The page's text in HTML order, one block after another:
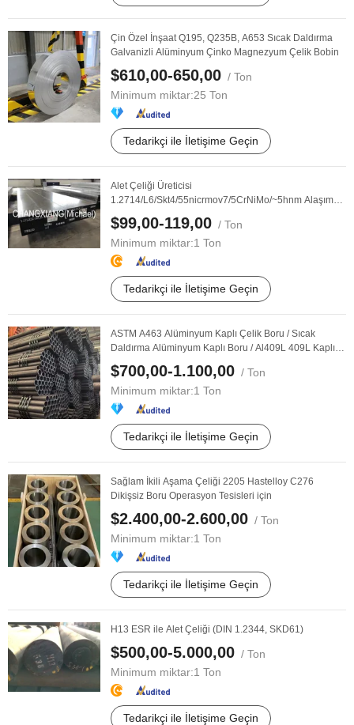
Çin Özel İnşaat Q195, Q235B, A653 Sıcak Daldırma
Galvanizli Alüminyum Çinko Magnezyum Çelik Bobin
$610,00-650,00 / Ton
Minimum miktar:25 Ton
Tedarikçi ile İletişime Geçin
Alet Çeliği Üreticisi
1.2714/L6/Skt4/55nicrmov7/5CrNiMo/~5hnm Alaşım
Çeliği Mühendislik Çeliği ...
$99,00-119,00 / Ton
Minimum miktar:1 Ton
Tedarikçi ile İletişime Geçin
ASTM A463 Alüminyum Kaplı Çelik Boru / Sıcak
Daldırma Alüminyum Kaplı Boru / Al409L 409L Kaplı /
...
$700,00-1.100,00 / Ton
Minimum miktar:1 Ton
Tedarikçi ile İletişime Geçin
Sağlam İkili Aşama Çeliği 2205 Hastelloy C276
Dikişsiz Boru Operasyon Tesisleri için
$2.400,00-2.600,00 / Ton
Minimum miktar:1 Ton
Tedarikçi ile İletişime Geçin
H13 ESR ile Alet Çeliği (DIN 1.2344, SKD61)
$500,00-5.000,00 / Ton
Minimum miktar:1 Ton
Tedarikçi ile İletişime Geçin